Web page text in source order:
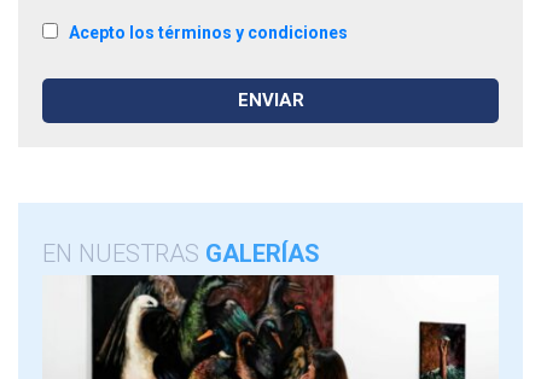
Acepto los términos y condiciones
EN NUESTRAS GALERÍAS